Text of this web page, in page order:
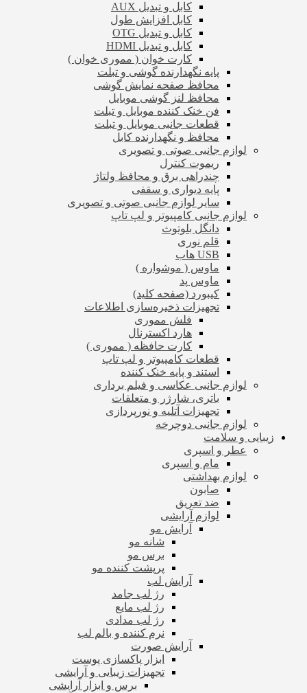
کابل و تبدیل AUX
کابل افزایش طول
کابل و تبدیل OTG
کابل و تبدیل HDMI
کارت خوان ( مموری خوان )
پایه نگهدارنده گوشی و تبلت
محافظ صفحه نمایش گوشی
محافظ لنز گوشی موبایل
فن خنک کننده موبایل و تبلت
قطعات جانبی موبایل و تبلت
محافظ و نگهدارنده کابل
لوازم جانبی صوتی و تصویری
ریموت کنترل
چندراهی برق و محافظ ولتاژ
پایه دیواری و سقفی
سایر لوازم جانبی صوتی و تصویری
لوازم جانبی کامپیوتر و لپ تاپ
دانگل بلوتوث
قلم نوری
USB هاب
ماوس ( موشواره )
ماوس پد
کیبورد (صفحه کلید)
تجهیزات ذخیره‌سازی اطلاعات
فلش مموری
هارد اکسترنال
کارت حافظه ( مموری )
قطعات کامپیوتر و لپ تاپ
استند و پایه خنک کننده
لوازم جانبی عکاسی و فیلم برداری
باتری، شارژر و متعلقات
تجهیزات آتلیه و نورپردازی
لوازم جانبی دوچرخه
زیبایی و سلامت
عطر و اسپری
مام و اسپری
لوازم بهداشتی
صابون
ضد تعریق
لوازم آرایشی
آرایش مو
شانه مو
برس مو
پرپشت کننده مو
آرایش لب
رژ لب جامد
رژ لب مایع
رژ لب مدادی
نرم کننده و بالم لب
آرایش صورت
ابزار پاکسازی پوست
تجهیزات زیبایی و آرایشی
برس و ابزار آرایشی